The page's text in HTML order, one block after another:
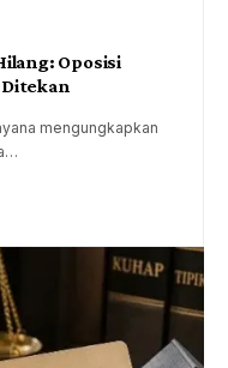
Oposisi
mengungkapkan